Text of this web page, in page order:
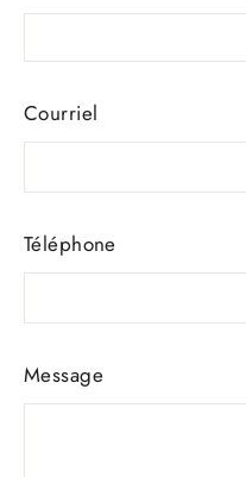
Courriel
Téléphone
Message